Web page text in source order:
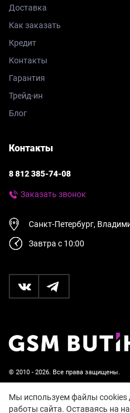
© 2010 - 2026. Все права защищены.
Пользовательское
конфиденциальности
Доставка
Как заказать
Кредит
Контакты
Гарантия
Трейд-ин
Блог
Контакты
8 812 385-74-08
Заказать звонок
Санкт-Петербург,
Завтра с 10:00
Мы используем файлы cookies
работы сайта. Оставаясь на